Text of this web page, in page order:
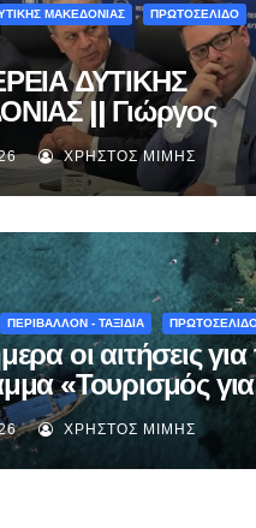
ΜΑΚΕΔΟΝΙΑΣ ΠΡΩΤΟΣΕΛΙΔΟ
ΔΥΤΙΚΗΣ
|| Γιώργος
για Φράγμα
«Η δέσμευσή
πράξη με
ΧΡΉΣΤΟΣ ΜΊΜΗΣ
ΠΕΡΙΒΑΛΛΟΝ - ΤΑΞΙΔΙΑ
οι αιτήσεις για
«Τουρισμός για
2027» – Πότε
ΧΡΉΣΤΟΣ ΜΊΜΗΣ